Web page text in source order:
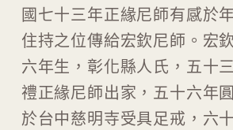
國七十三年正緣尼師有感於
住持之位傳給宏欽尼師。宏
六年生，彰化縣人氏，五十
禮正緣尼師出家，五十六年
於台中慈明寺受具足戒，六